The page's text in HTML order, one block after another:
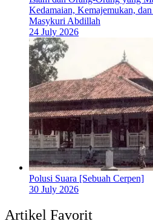
Kedamaian, Kemajemukan,
Masykuri Abdillah
24 July 2026
Polusi Suara [Sebuah Cerpen]
30 July 2026
Artikel Favorit